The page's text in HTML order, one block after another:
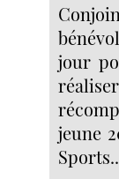
jour
jeune
Sports..